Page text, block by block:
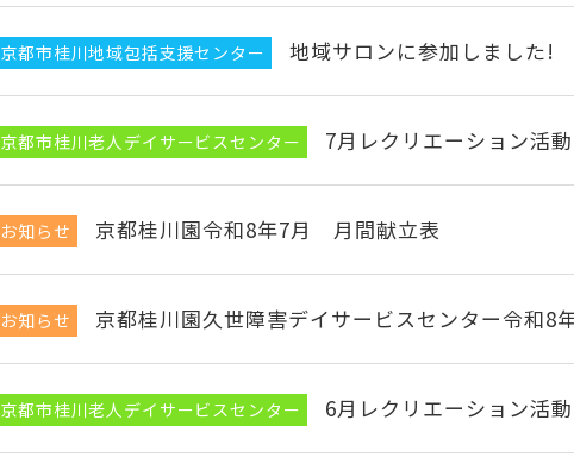
京都市桂川地域包括支援センター 地域サロンに参加しました!
京都市桂川老人デイサービスセンター 7月レクリエーション活動
お知らせ 京都桂川園令和8年7月 月間献立表
お知らせ 京都桂川園久世障害デイサービスセンター令和
京都市桂川老人デイサービスセンター 6月レクリエーション活動